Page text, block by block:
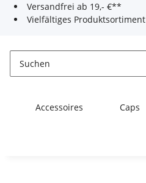
Versandfrei ab 19,- €**
Vielfältiges Produktsortiment
Accessoires Caps